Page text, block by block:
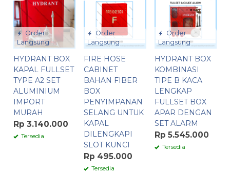
Order
Langsung
HYDRANT BOX
KAPAL FULLSET
TYPE A2 SET
ALUMINIUM
IMPORT
MURAH
Rp 3.140.000
Tersedia
Order
Langsung
FIRE HOSE
CABINET
BAHAN FIBER
BOX
PENYIMPANAN
SELANG UNTUK
KAPAL
DILENGKAPI
SLOT KUNCI
Rp 495.000
Tersedia
Order
Langsung
HYDRANT BOX
KOMBINASI
TIPE B KACA
LENGKAP
FULLSET BOX
APAR DENGAN
SET ALARM
Rp 5.545.000
Tersedia